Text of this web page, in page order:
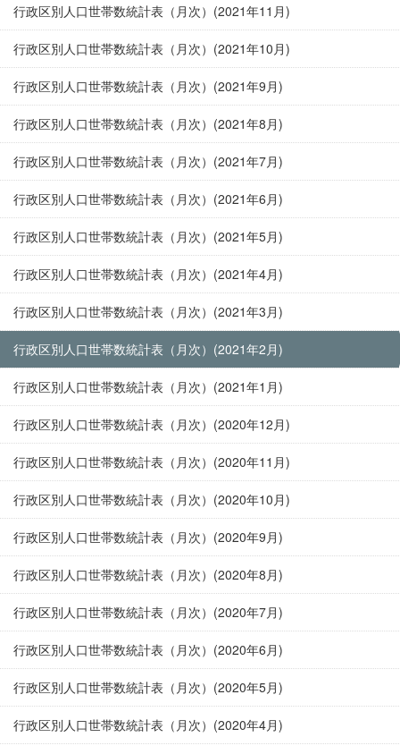
行政区別人口世帯数統計表（月次）(2021年11月)
行政区別人口世帯数統計表（月次）(2021年10月)
行政区別人口世帯数統計表（月次）(2021年9月)
行政区別人口世帯数統計表（月次）(2021年8月)
行政区別人口世帯数統計表（月次）(2021年7月)
行政区別人口世帯数統計表（月次）(2021年6月)
行政区別人口世帯数統計表（月次）(2021年5月)
行政区別人口世帯数統計表（月次）(2021年4月)
行政区別人口世帯数統計表（月次）(2021年3月)
行政区別人口世帯数統計表（月次）(2021年2月)
行政区別人口世帯数統計表（月次）(2021年1月)
行政区別人口世帯数統計表（月次）(2020年12月)
行政区別人口世帯数統計表（月次）(2020年11月)
行政区別人口世帯数統計表（月次）(2020年10月)
行政区別人口世帯数統計表（月次）(2020年9月)
行政区別人口世帯数統計表（月次）(2020年8月)
行政区別人口世帯数統計表（月次）(2020年7月)
行政区別人口世帯数統計表（月次）(2020年6月)
行政区別人口世帯数統計表（月次）(2020年5月)
行政区別人口世帯数統計表（月次）(2020年4月)